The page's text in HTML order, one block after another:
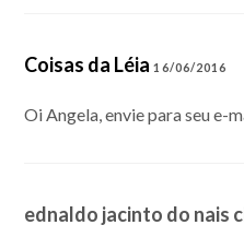
Coisas da Léia 16/06/2016
Oi Angela, envie para seu e-
ednaldo jacinto do nais